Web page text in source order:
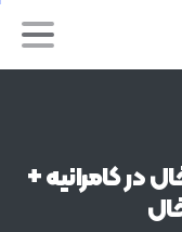
درکامرانیه+